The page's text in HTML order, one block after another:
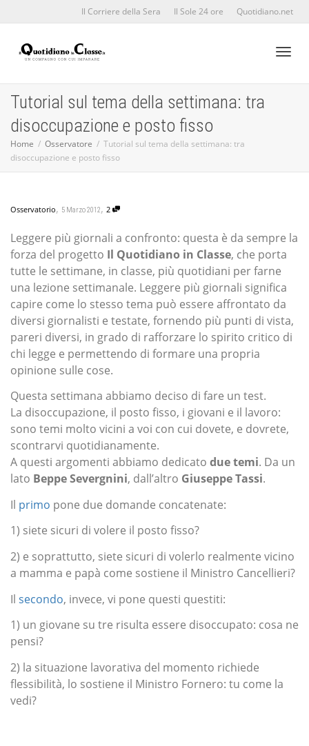
Il Corriere della Sera Il Sole 24 ore Quotidiano.net
Tutorial sul tema della settimana: tra
disoccupazione e posto fisso
Home Osservatore
Tutorial sul tema della settimana: tra
disoccupazione e posto fisso
Osservatorio, 5 Marzo 2012, 2
Leggere più giornali a confronto: questa è da sempre la
forza del progetto Il Quotidiano in Classe, che porta
tutte le settimane, in classe, più quotidiani per farne
una lezione settimanale. Leggere più giornali significa
capire come lo stesso tema può essere affrontato da
diversi giornalisti e testate, fornendo più punti di vista,
pareri diversi, in grado di rafforzare lo spirito critico di
chi legge e permettendo di formare una propria
opinione sulle cose.
Questa settimana abbiamo deciso di fare un test.
La disoccupazione, il posto fisso, i giovani e il lavoro:
sono temi molto vicini a voi con cui dovete, e dovrete,
scontrarvi quotidianamente.
A questi argomenti abbiamo dedicato due temi. Da un
lato Beppe Severgnini, dall’altro Giuseppe Tassi.
Il primo pone due domande concatenate:
1) siete sicuri di volere il posto fisso?
2) e soprattutto, siete sicuri di volerlo realmente vicino
a mamma e papà come sostiene il Ministro Cancellieri?
Il secondo, invece, vi pone questi questiti:
1) un giovane su tre risulta essere disoccupato: cosa ne
pensi?
2) la situazione lavorativa del momento richiede
flessibilità, lo sostiene il Ministro Fornero: tu come la
vedi?